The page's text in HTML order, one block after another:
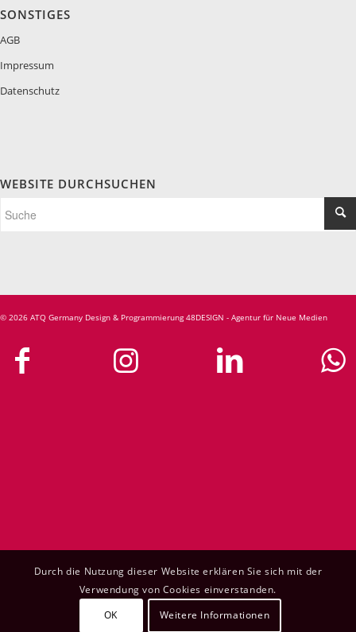
SONSTIGES
AGB
Impressum
Datenschutz
WEBSITE DURCHSUCHEN
© 2026 ATQ Germany Design & Programmierung 48DESIGN - Agentur für Neue Medien
Durch die Nutzung dieser Website erklären Sie sich mit der
Verwendung von Cookies einverstanden.
OK
Weitere Informationen